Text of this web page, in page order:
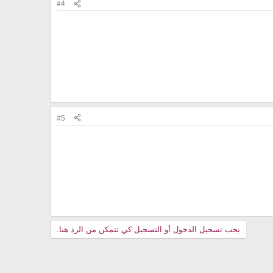
#4
#5
يجب تسجيل الدخول أو التسجيل كي تتمكن من الرد هنا.